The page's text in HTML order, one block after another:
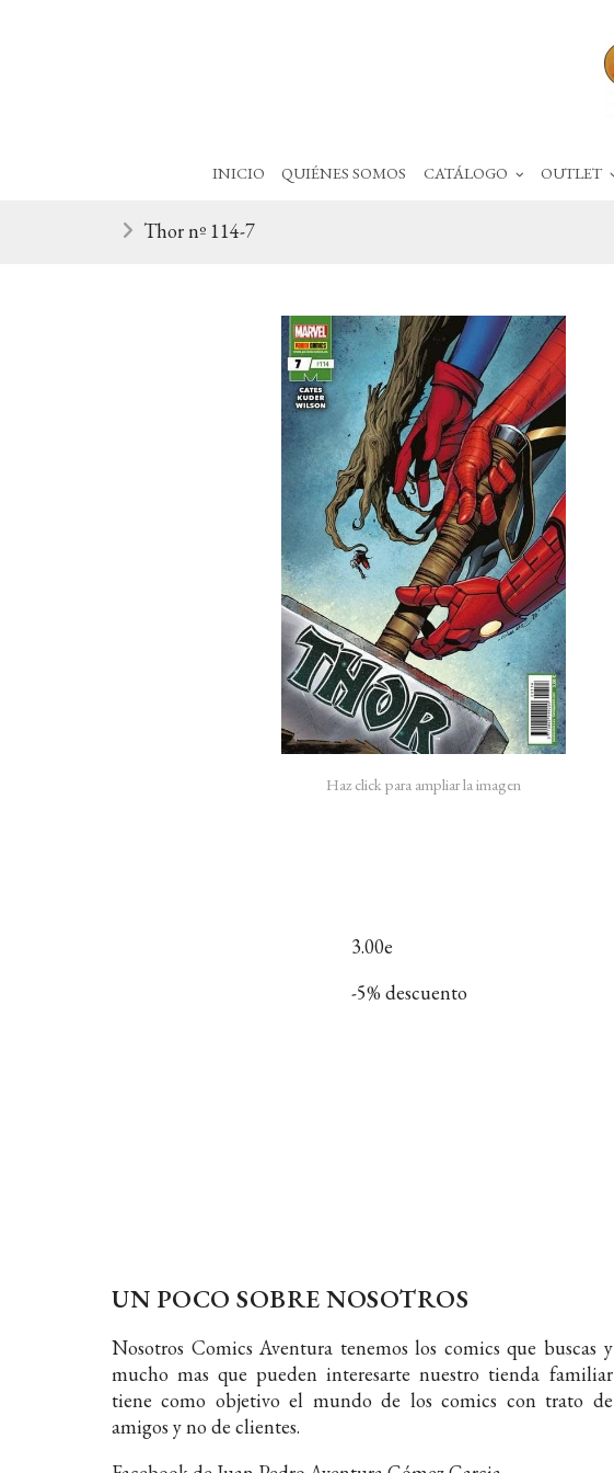
INICIO QUIÉNES SOMOS CATÁLOGO OUTLET
Thor nº 114-7
Haz click para ampliar la imagen
3.00e
-5% descuento
UN POCO SOBRE NOSOTROS
Nosotros Comics Aventura tenemos los comics que buscas y
mucho mas que pueden interesarte nuestro tienda familiar
tiene como objetivo el mundo de los comics con trato de
amigos y no de clientes.